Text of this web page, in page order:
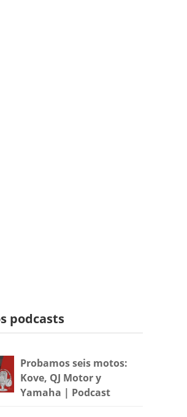
podcasts
Probamos seis motos:
Kove, QJ Motor y
Yamaha | Podcast